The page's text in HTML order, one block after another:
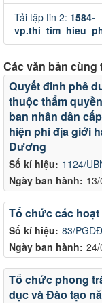
Tải tập tin 2: 1584-
Các văn bản cùng
Số kí hiệu: 1124/
Ngày ban hành:
Quyết đinh phê
thuộc thẩm
ban nhân dân
hiện phi địa giới
Dương
Số kí hiệu: 83/
Ngày ban hành:
Tổ chức các
Tổ chức phong
dục và Đào tạo